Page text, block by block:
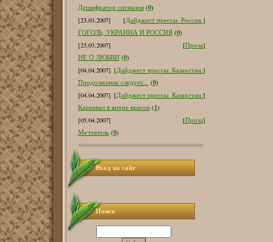
Дешифратор сигналов (0)
[23.03.2007]
[Дайджест прессы. Россия.]
ГОГОЛЬ, УКРАИНА И РОССИЯ (0)
[23.03.2007]
[Проза]
НЕ О ЛЮБВИ (0)
[04.04.2007] [Дайджест прессы. Казахстан.]
Продолжение следует... (0)
[04.04.2007] [Дайджест прессы. Казахстан.]
Карнавал в вихре красок (1)
[05.04.2007]
[Проза]
Мечтатель (0)
Вход на сайт
Поиск